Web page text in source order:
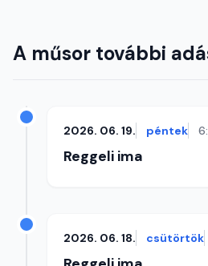
A műsor további
2026. 06. 19. péntek
Reggeli ima
2026. 06. 18. csütörtök